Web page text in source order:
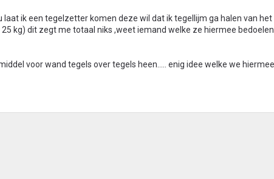
laat ik een tegelzetter komen deze wil dat ik tegellijm ga halen van het
kg) dit zegt me totaal niks ,weet iemand welke ze hiermee
voor wand tegels over tegels heen..... enig idee welke we hiermee